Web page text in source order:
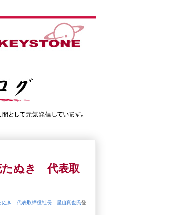
たぬき 代表取
ぬき 代表取締役社長 星山真也氏登